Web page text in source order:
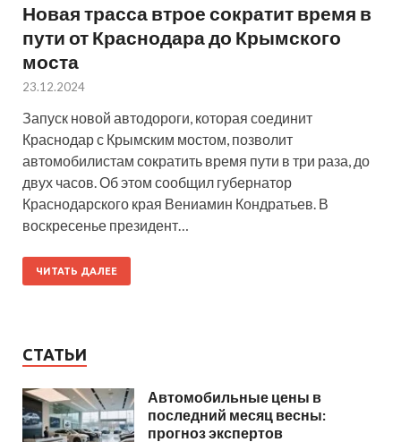
Новая трасса втрое сократит время в
пути от Краснодара до Крымского
моста
23.12.2024
Запуск новой автодороги, которая соединит
Краснодар с Крымским мостом, позволит
автомобилистам сократить время пути в три раза, до
двух часов. Об этом сообщил губернатор
Краснодарского края Вениамин Кондратьев. В
воскресенье президент…
ЧИТАТЬ ДАЛЕЕ
СТАТЬИ
Автомобильные цены в
последний месяц весны:
прогноз экспертов